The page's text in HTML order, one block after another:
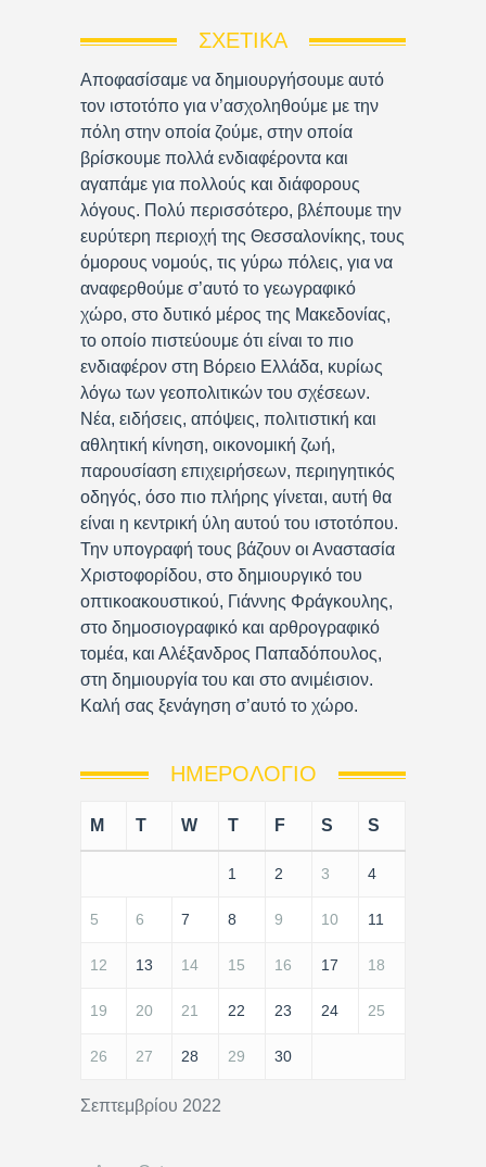
ΣΧΕΤΙΚΆ
Αποφασίσαμε να δημιουργήσουμε αυτό
τον ιστοτόπο για ν’ασχοληθούμε με την
πόλη στην οποία ζούμε, στην οποία
βρίσκουμε πολλά ενδιαφέροντα και
αγαπάμε για πολλούς και διάφορους
λόγους. Πολύ περισσότερο, βλέπουμε την
ευρύτερη περιοχή της Θεσσαλονίκης, τους
όμορους νομούς, τις γύρω πόλεις, για να
αναφερθούμε σ’αυτό το γεωγραφικό
χώρο, στο δυτικό μέρος της Μακεδονίας,
το οποίο πιστεύουμε ότι είναι το πιο
ενδιαφέρον στη Βόρειο Ελλάδα, κυρίως
λόγω των γεοπολιτικών του σχέσεων.
Νέα, ειδήσεις, απόψεις, πολιτιστική και
αθλητική κίνηση, οικονομική ζωή,
παρουσίαση επιχειρήσεων, περιηγητικός
οδηγός, όσο πιο πλήρης γίνεται, αυτή θα
είναι η κεντρική ύλη αυτού του ιστοτόπου.
Την υπογραφή τους βάζουν οι Αναστασία
Χριστοφορίδου, στο δημιουργικό του
οπτικοακουστικού, Γιάννης Φράγκουλης,
στο δημοσιογραφικό και αρθρογραφικό
τομέα, και Αλέξανδρος Παπαδόπουλος,
στη δημιουργία του και στο ανιμέισιον.
Καλή σας ξενάγηση σ’αυτό το χώρο.
ΗΜΕΡΟΛΌΓΙΟ
Σεπτεμβρίου 2022
M T W T F S S
1 2 3 4
5 6 7 8 9 10 11
12 13 14 15 16 17 18
19 20 21 22 23 24 25
26 27 28 29 30